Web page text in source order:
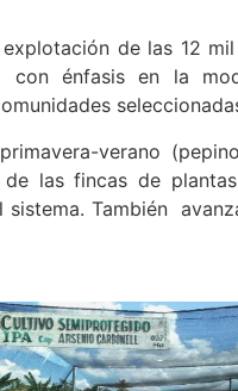
de las 12
con énfasis en la
verano
las fincas de
También